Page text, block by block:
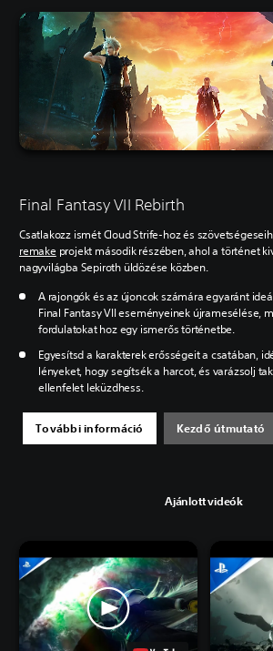
Final Fantasy VII Rebirth
Csatlakozz ismét Cloud Strife-hoz és
remakeprojekt második részében, ahol a történet
nagyvilágba Sepiroth üldözése közben.
A rajongók és az újoncok számára egyaránt
Final Fantasy VII eseményeinek újramesélése,
fordulatokat hoz egy ismerős történetbe.
Egyesítsd a karakterek erősségeit a csatában,
lényeket, hogy segítsék a harcot, és varázsolj
ellenfelet leküzdhess.
További információ Kezdő útmutató
Ajánlott videók